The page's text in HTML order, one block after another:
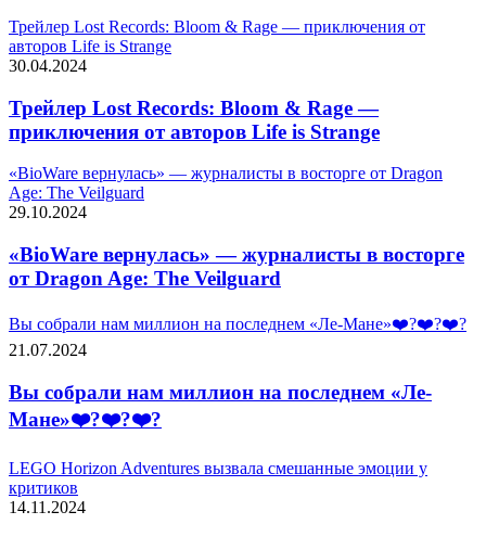
Трейлер Lost Records: Bloom & Rage — приключения от
авторов Life is Strange
30.04.2024
Трейлер Lost Records: Bloom & Rage —
приключения от авторов Life is Strange
«BioWare вернулась» — журналисты в восторге от Dragon
Age: The Veilguard
29.10.2024
«BioWare вернулась» — журналисты в восторге
от Dragon Age: The Veilguard
Вы собрали нам миллион на последнем «Ле-Мане»❤️‍?❤️‍?❤️‍?
21.07.2024
Вы собрали нам миллион на последнем «Ле-
Мане»❤️‍?❤️‍?❤️‍?
LEGO Horizon Adventures вызвала смешанные эмоции у
критиков
14.11.2024